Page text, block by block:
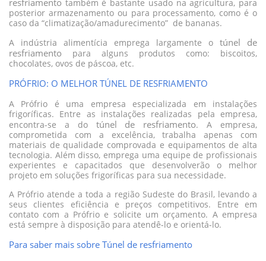
resfriamento também é bastante usado na agricultura, para
posterior armazenamento ou para processamento, como é o
caso da “climatização/amadurecimento” de bananas.
A indústria alimentícia emprega largamente o túnel de
resfriamento para alguns produtos como: biscoitos,
chocolates, ovos de páscoa, etc.
PRÓFRIO: O MELHOR TÚNEL DE RESFRIAMENTO
A Prófrio é uma empresa especializada em instalações
frigoríficas. Entre as instalações realizadas pela empresa,
encontra-se a do túnel de resfriamento. A empresa,
comprometida com a excelência, trabalha apenas com
materiais de qualidade comprovada e equipamentos de alta
tecnologia. Além disso, emprega uma equipe de profissionais
experientes e capacitados que desenvolverão o melhor
projeto em soluções frigoríficas para sua necessidade.
A Prófrio atende a toda a região Sudeste do Brasil, levando a
seus clientes eficiência e preços competitivos. Entre em
contato com a Prófrio e solicite um orçamento. A empresa
está sempre à disposição para atendê-lo e orientá-lo.
Para saber mais sobre Túnel de resfriamento